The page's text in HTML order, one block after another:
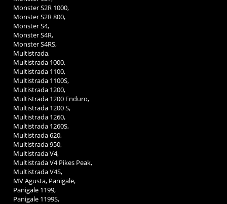
Monster S2R 1000,
Monster S2R 800,
Monster S4,
Monster S4R,
Monster S4RS,
Multistrada,
Multistrada 1000,
Multistrada 1100,
Multistrada 1100S,
Multistrada 1200,
Multistrada 1200 Enduro,
Multistrada 1200 S,
Multistrada 1260,
Multistrada 1260S,
Multistrada 620,
Multistrada 950,
Multistrada V4,
Multistrada V4 Pikes Peak,
Multistrada V4S,
MV Agusta, Panigale,
Panigale 1199,
Panigale 1199S,